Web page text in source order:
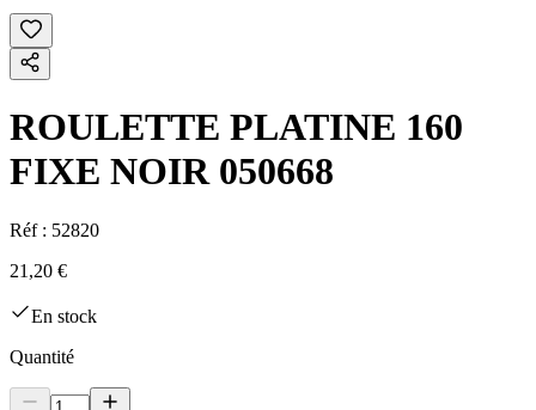
ROULETTE PLATINE 160
FIXE NOIR 050668
Réf : 52820
21,20 €
En stock
Quantité